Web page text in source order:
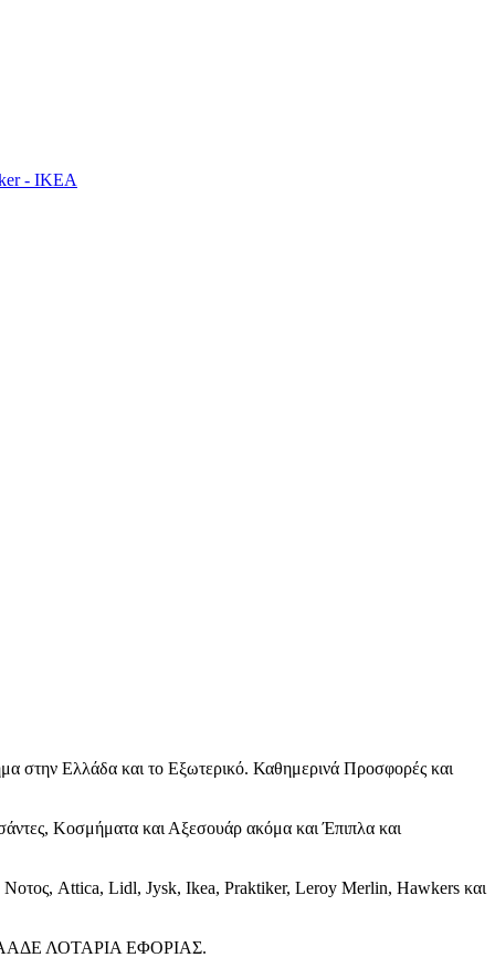
στην Ελλάδα και το Εξωτερικό. Καθημερινά Προσφορές και
Κοσμήματα και Αξεσουάρ ακόμα και Έπιπλα και
Attica, Lidl, Jysk, Ikea, Praktiker, Leroy Merlin, Hawkers και
ΑΑΔΕ ΛΟΤΑΡΙΑ ΕΦΟΡΙΑΣ.